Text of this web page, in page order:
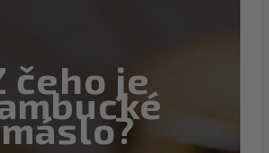
čeho je
máslo?